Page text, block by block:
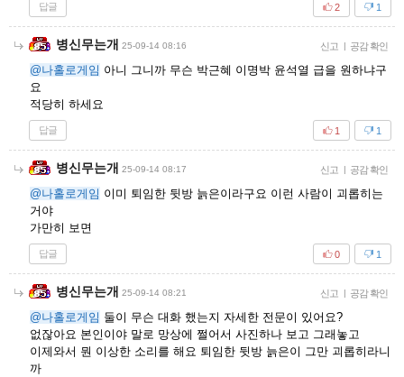
답글 1
2
병신무는개 25-09-14 08:16 신고 | 공감 확인
@나홀로게임 아니 그니까 무슨 박근혜 이명박 윤석열 급을 원하냐구
요
적당히 하세요
답글 1
1
병신무는개 25-09-14 08:17 신고 | 공감 확인
@나홀로게임 이미 퇴임한 뒷방 늙은이라구요 이런 사람이 괴롭히는
거야
가만히 보면
답글 1
0
병신무는개 25-09-14 08:21 신고 | 공감 확인
@나홀로게임 둘이 무슨 대화 했는지 자세한 전문이 있어요?
없잖아요 본인이야 말로 망상에 쩔어서 사진하나 보고 그래놓고
이제와서 뭔 이상한 소리를 해요 퇴임한 뒷방 늙은이 그만 괴롭히라니
까